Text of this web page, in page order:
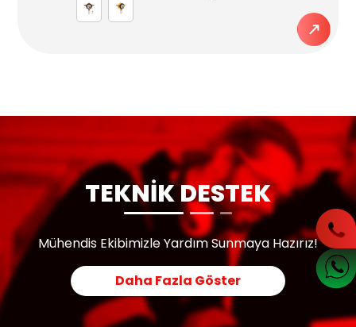
TEKNİK DESTEK
Mühendis Ekibimizle Yardım Sunmaya Hazırız!
Daha Fazla Göster